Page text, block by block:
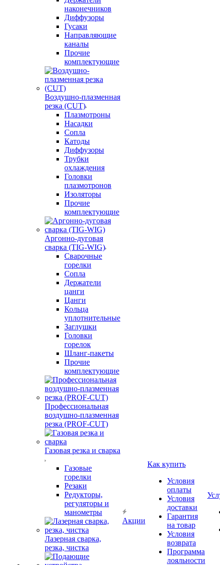
наконечников
Диффузоры
Гусаки
Направляющие
каналы
Прочие
комплектующие
Воздушно-плазменная
резка (CUT)
Плазмотроны
Насадки
Сопла
Катоды
Диффузоры
Трубки
охлаждения
Головки
плазмотронов
Изоляторы
Прочие
комплектующие
Аргонно-дуговая
сварка (TIG-WIG)
Сварочные
горелки
Сопла
Держатели
цанги
Цанги
Кольца
уплотнительные
Заглушки
Головки
горелок
Шланг-пакеты
Прочие
комплектующие
Профессиональная
воздушно-плазменная
резка (PROF-CUT)
Газовая резка и сварка
Газовые
горелки
Резаки
Редукторы,
регуляторы и
манометры
Лазерная сварка,
резка, чистка
Акции
Как купить
Условия
оплаты
Условия
доставки
Гарантия
на товар
Условия
возврата
Программа
лояльности